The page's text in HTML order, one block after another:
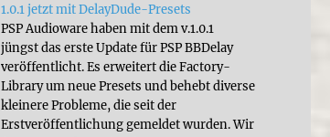
1.0.1 jetzt mit DelayDude-Presets
PSP Audioware haben mit dem v.1.0.1
jüngst das erste Update für PSP BBDelay
veröffentlicht. Es erweitert die Factory-
Library um neue Presets und behebt diverse
kleinere Probleme, die seit der
Erstveröffentlichung gemeldet wurden. Wir